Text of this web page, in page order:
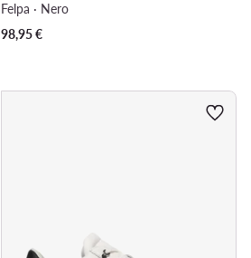
Felpa · Nero
98,95€